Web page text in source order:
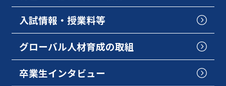
入試情報・授業料等
グローバル人材育成の取組
卒業生インタビュー